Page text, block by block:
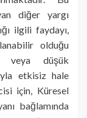
diğer yargı
ilgili faydayı,
olduğu
veya düşük
etkisiz hale
için, Küresel
bağlamında